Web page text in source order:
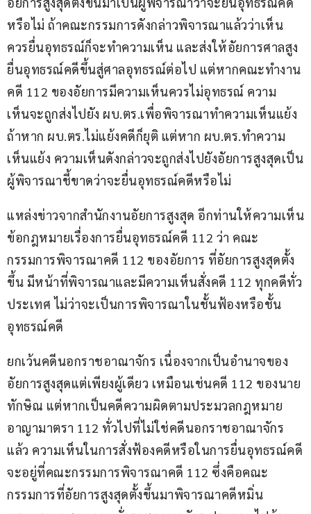
หรือไม่ ถ้าคณะกรรมการดังกล่าวพิจารณาแล้วว่าเห็น
ควรยื่นอุทธรณ์ก็จะทำความเห็น และส่งให้อัยการศาลสูง
ยื่นอุทธรณ์คดีขึ้นสู่ศาลอุทธรณ์ต่อไป แต่หากคณะทำงาน
คดี 112 ของอัยการมีความเห็นควรไม่อุทธรณ์ ความ
เห็นจะถูกส่งไปยัง ผบ.ตร.เพื่อพิจารณาทำความเห็นแย้ง
ถ้าหาก ผบ.ตร.ไม่แย้งคดีก็ยุติ แต่หาก ผบ.ตร.ทำความ
เห็นแย้ง ความเห็นดังกล่าวจะถูกส่งไปยังอัยการสูงสุดเป็น
ผู้พิจารณาชี้ขาดว่าจะยื่นอุทธรณ์คดีหรือไม่
แหล่งข่าวจากสำนักงานอัยการสูงสุด อีกท่านให้ความเห็น
ข้อกฎหมายเรื่องการยื่นอุทธรณ์คดี 112 ว่า คณะ
กรรมการพิจารณาคดี 112 ของอัยการ ที่อัยการสูงสุดตั้ง
ขึ้น มีหน้าที่พิจารณาและมีความเห็นสั่งคดี 112 ทุกคดีทั่ว
ประเทศ ไม่ว่าจะเป็นการพิจารณาในชั้นฟ้องหรือชั้น
อุทธรณ์คดี
ยกเว้นคดีนอกราชอาณาจักร เนื่องจากเป็นอำนาจของ
อัยการสูงสุดแต่เพียงผู้เดียว เหมือนเช่นคดี 112 ของนาย
ทักษิณ แต่หากเป็นคดีความผิดตามประมวลกฎหมาย
อาญามาตรา 112 ทั่วไปที่ไม่ใช่คดีนอกราชอาณาจักร
แล้ว ความเห็นในการสั่งฟ้องคดีหรือในการยื่นอุทธรณ์คดี
จะอยู่ที่คณะกรรมการพิจารณาคดี 112 ซึ่งคือคณะ
กรรมการที่อัยการสูงสุดตั้งขึ้นมาพิจารณาคดีหมิ่น